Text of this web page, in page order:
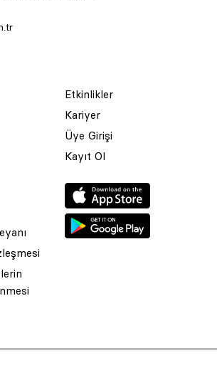
Etkinlikler
Kariyer
Üye Girişi
Kayıt Ol
Tanıtım Tic. Ltd. Şti. Bu Sitede Bulunan
Agencytarafından tasarlanmış ve